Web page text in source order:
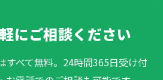
にご相談ください
すべて無料。24時間365日受け付